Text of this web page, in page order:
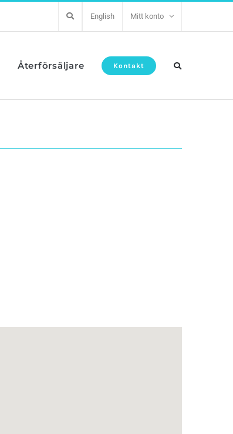
English Mitt konto
Återförsäljare Kontakt